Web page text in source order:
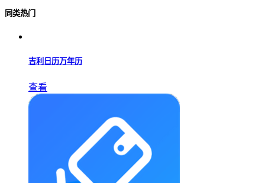
同类热门
吉利日历万年历